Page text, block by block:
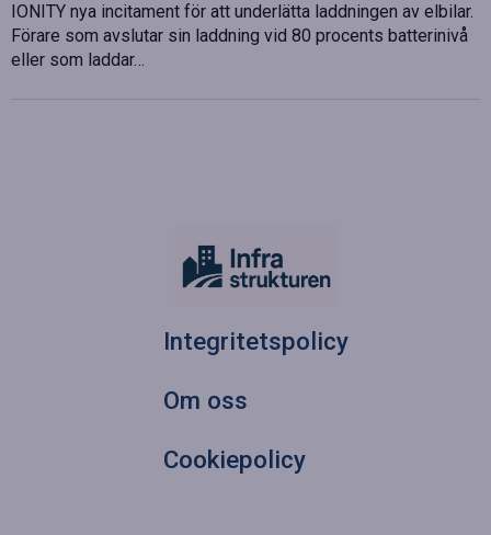
IONITY nya incitament för att underlätta laddningen av elbilar.
Förare som avslutar sin laddning vid 80 procents batterinivå
eller som laddar…
Integritetspolicy
Om oss
Cookiepolicy